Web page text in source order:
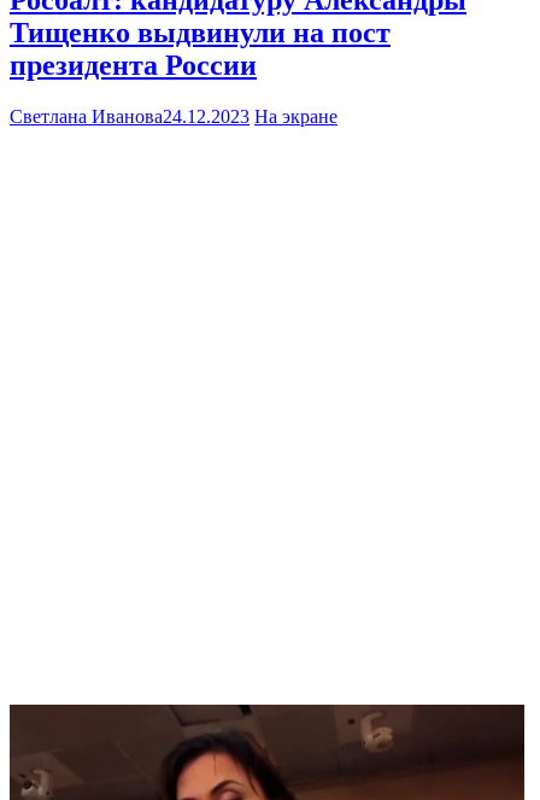
Тищенко выдвинули на пост
президента России
Светлана Иванова24.12.2023 На экране